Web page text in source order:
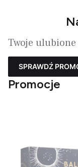
Twoje
SPRAWDŹ
Promocje